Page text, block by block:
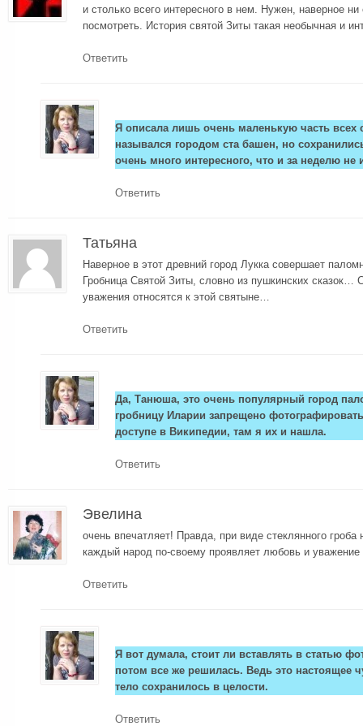
и столько всего интересного в нем. Нужен, наверное
посмотреть. История святой Зиты такая необычная и
Ответить
Я описала лишь очень маленькую часть всех
назывался городом ста башен, но
очень много интересного, что и за неделю не
Ответить
Татьяна
Наверное в этот древний город Лукка совершает
Гробница Святой Зиты, словно из пушкинских сказок…
уважения относятся к этой святыне…
Ответить
Да, Танюша, это очень популярный город
гробницу Иларии запрещено
доступе в Википедии, там я их и нашла.
Ответить
Эвелина
очень впечатляет! Правда, при виде стеклянного
каждый народ по-своему проявляет любовь и
Ответить
Я вот думала, стоит ли вставлять в статью
потом все же решилась. Ведь это настоящее
тело сохранилось в целости.
Ответить